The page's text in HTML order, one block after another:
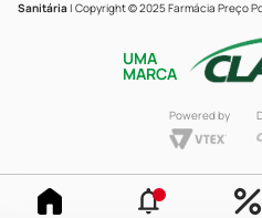
Sanitária | Copyright © 2025 Farmácia Preço
UMA
MARCA
Powered by